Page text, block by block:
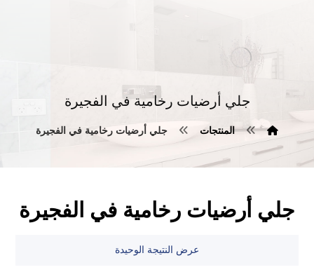
جلي أرضيات رخامية في الفجيرة
المنتجات جلي أرضيات رخامية في الفجيرة
جلي أرضيات رخامية في الفجيرة
عرض النتيجة الوحيدة